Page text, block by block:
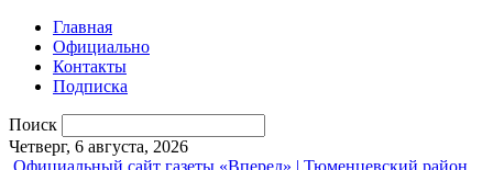
Главная
Официально
Контакты
Подписка
Поиск
Четверг, 6 августа, 2026
Официальный сайт газеты «Вперед» | Тюменцевский район